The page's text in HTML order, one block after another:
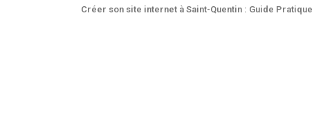
Créer son site internet à Saint-Quentin : Guide Pratique